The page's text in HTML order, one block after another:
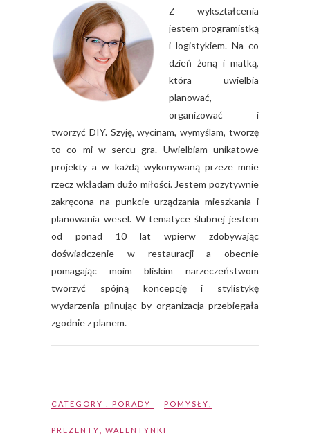
Z wykształcenia
jestem programistką
i logistykiem. Na co
dzień żoną i matką,
która uwielbia
planować,
organizować i
tworzyć DIY. Szyję, wycinam, wymyślam, tworzę
to co mi w sercu gra. Uwielbiam unikatowe
projekty a w każdą wykonywaną przeze mnie
rzecz wkładam dużo miłości. Jestem pozytywnie
zakręcona na punkcie urządzania mieszkania i
planowania wesel. W tematyce ślubnej jestem
od ponad 10 lat wpierw zdobywając
doświadczenie w restauracji a obecnie
pomagając moim bliskim narzeczeństwom
tworzyć spójną koncepcję i stylistykę
wydarzenia pilnując by organizacja przebiegała
zgodnie z planem.
CATEGORY : PORADY POMYSŁY
PREZENTY WALENTYNKI